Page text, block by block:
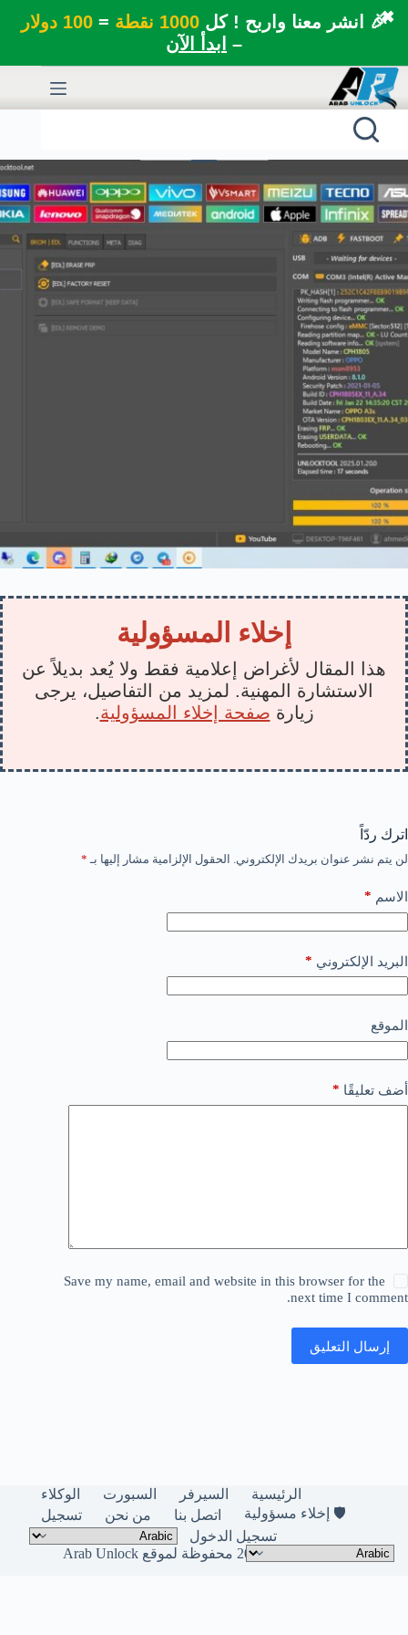
🎉 انشر معنا واربح ! كل1000 نقطة =100 دولار
– ابدأ الآن
✖
التجاوز
إلى
المحتوى
إخلاء المسؤولية
هذا المقال لأغراض إعلامية فقط ولا يُعد بديلاً عن
الاستشارة المهنية. لمزيد من التفاصيل، يرجى
زيارة صفحة إخلاء المسؤولية.
اترك ردّاً
لن يتم نشر عنوان بريدك الإلكتروني. الحقول الإلزامية مشار إليها بـ *
الاسم *
البريد الإلكتروني *
الموقع
أضف تعليقًا *
Save my name, email and website in this browser for the
next time I comment.
إرسال التعليق
الرئيسية السيرفر السبورت
الوكلاء
🛡️ إخلاء مسؤولية
اتصل بنا من نحن
تسجيل
تسجيل الدخول
حقوق النشر © لعام 2026 محفوظة لموقع Arab Unlock